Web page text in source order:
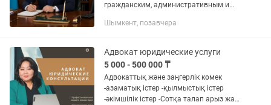
гражданским, административным и
ДЕЛА. Бракоразводные; Раздел
(коллекторские...
Шымкент, позавчера
Адвокат юридические услуги
5 000 - 500 000 ₸
Адвокаттық және заңгерлік көмек
-азаматық істер -қылмыстық істер
-әкімшілік істер -Сотқа талап арыз жазу